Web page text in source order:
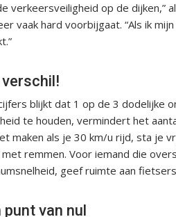
verkeersveiligheid op de dijken,”
vaak hard voorbijgaat. “Als ik
blijkt dat 1 op de 3 dodelijke
te houden, vermindert het
maken als je 30 km/u rijd, sta je
remmen. Voor iemand die
geef ruimte aan
punt van nul